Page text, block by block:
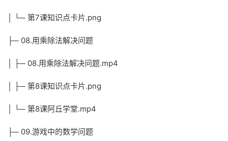
│ └─ 第7课知识点卡片.png
├─ 08.用乘除法解决问题
│ ├─ 08.用乘除法解决问题.mp4
│ ├─ 第8课知识点卡片.png
│ └─ 第8课阿丘学堂.mp4
├─ 09.游戏中的数学问题